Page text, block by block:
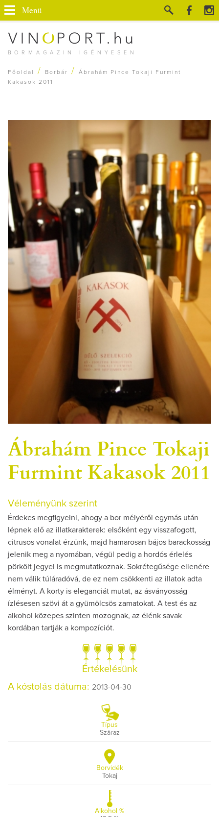
BORMAGAZIN IGÉNYESEN
Menü
Főoldal / Borbár /
Ábrahám Pince Tokaji Furmint
Kakasok 2011
Ábrahám Pince Tokaji
Furmint Kakasok 2011
Véleményünk szerint
Érdekes megfigyelni, ahogy a bor mélyéről egymás után
lépnek elő az illatkarakterek: elsőként egy visszafogott,
citrusos vonalat érzünk, majd hamarosan bájos barackosság
jelenik meg a nyomában, végül pedig a hordós érlelés
pörkölt jegyei is megmutatkoznak. Sokrétegűsége ellenére
nem válik túláradóvá, de ez nem csökkenti az illatok adta
élményt. A korty is eleganciát mutat, az ásványosság
ízlésesen szövi át a gyümölcsös zamatokat. A test és az
alkohol közepes szinten mozognak, az élénk savak
kordában tartják a kompozíciót.
Értékelésünk
A kóstolás dátuma: 2013-04-30
Típus
Száraz
Borvidék
Tokaj
Alkohol %